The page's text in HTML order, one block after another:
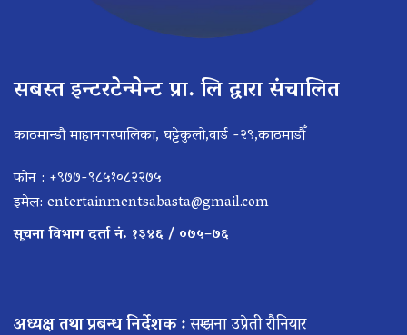
सबस्त इन्टरटेन्मेन्ट प्रा. लि द्वारा संचालित
काठमान्डौ माहानगरपालिका, घट्टेकुलो,वार्ड -२९,काठमाडौँ
फोन : +९७७-९८५१०८२२७५
इमेल: entertainmentsabasta@gmail.com
सूचना विभाग दर्ता नं. १३४६ / ०७५–७६
अध्यक्ष तथा प्रबन्ध निर्देशक :सम्झना उप्रेती रौनियार